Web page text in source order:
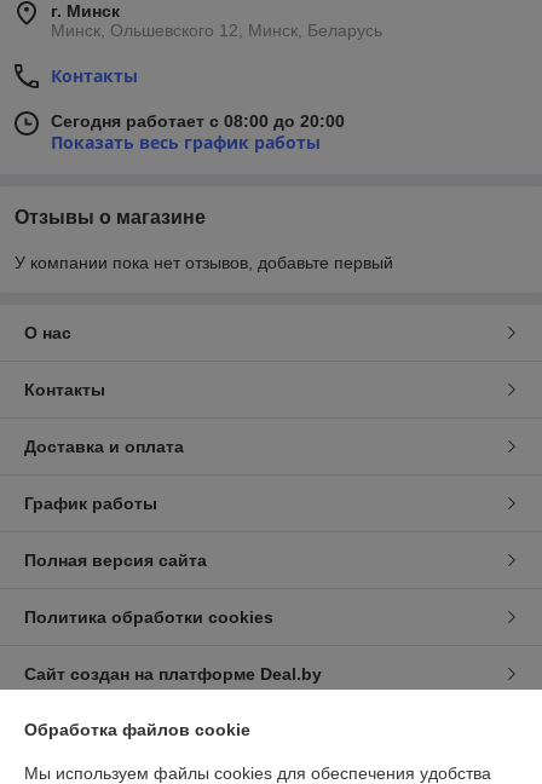
г. Минск
Минск, Ольшевского 12, Минск, Беларусь
Контакты
Сегодня работает с 08:00 до 20:00
Показать весь график работы
Отзывы о магазине
У компании пока нет отзывов, добавьте первый
О нас
Контакты
Доставка и оплата
График работы
Полная версия сайта
Политика обработки cookies
Сайт создан на платформе Deal.by
Обработка файлов cookie
Мы используем файлы cookies для обеспечения удобства